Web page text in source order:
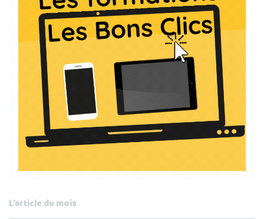
L’article du mois